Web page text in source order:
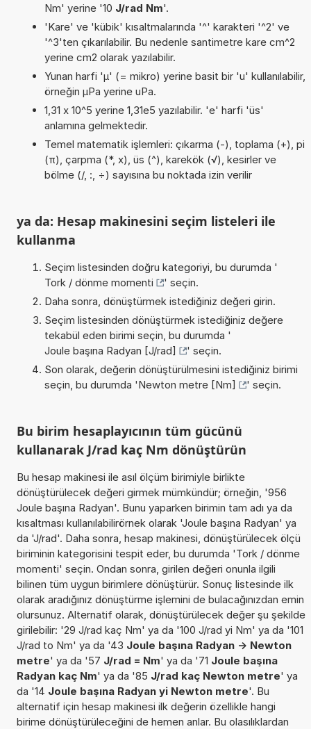
Nm' yerine '10 J/rad Nm'.
'Kare' ve 'kübik' kısaltmalarında '^' karakteri '^2' ve
'^3'ten çıkarılabilir. Bu nedenle santimetre kare cm^2
yerine cm2 olarak yazılabilir.
Yunan harfi 'µ' (= mikro) yerine basit bir 'u' kullanılabilir,
örneğin µPa yerine uPa.
1,31 x 10^5 yerine 1,31e5 yazılabilir. 'e' harfi 'üs'
anlamına gelmektedir.
Temel matematik işlemleri: çıkarma (-), toplama (+), pi
(π), çarpma (*, x), üs (^), karekök (√), kesirler ve
bölme (/, :, ÷) sayısına bu noktada izin verilir
ya da: Hesap makinesini seçim listeleri ile
kullanma
Seçim listesinden doğru kategoriyi, bu durumda '
Tork / dönme momenti
' seçin.
Daha sonra, dönüştürmek istediğiniz değeri girin.
Seçim listesinden dönüştürmek istediğiniz değere
tekabül eden birimi seçin, bu durumda '
Joule başına Radyan [J/rad]
' seçin.
Son olarak, değerin dönüştürülmesini istediğiniz birimi
seçin, bu durumda 'Newton metre [Nm] ' seçin.
Bu birim hesaplayıcının tüm gücünü
kullanarak J/rad kaç Nm dönüştürün
Bu hesap makinesi ile asıl ölçüm birimiyle birlikte
dönüştürülecek değeri girmek mümkündür; örneğin, '956
Joule başına Radyan'. Bunu yaparken birimin tam adı ya da
kısaltması kullanılabilirörnek olarak 'Joule başına Radyan' ya
da 'J/rad'. Daha sonra, hesap makinesi, dönüştürülecek ölçü
biriminin kategorisini tespit eder, bu durumda 'Tork / dönme
momenti' seçin. Ondan sonra, girilen değeri onunla ilgili
bilinen tüm uygun birimlere dönüştürür. Sonuç listesinde ilk
olarak aradığınız dönüştürme işlemini de bulacağınızdan emin
olursunuz. Alternatif olarak, dönüştürülecek değer şu şekilde
girilebilir: '29 J/rad kaç Nm' ya da '100 J/rad yi Nm' ya da '101
J/rad to Nm' ya da '43 Joule başına Radyan -> Newton
metre' ya da '57 J/rad = Nm' ya da '71 Joule başına
Radyan kaç Nm' ya da '85 J/rad kaç Newton metre' ya
da '14 Joule başına Radyan yi Newton metre'. Bu
alternatif için hesap makinesi ilk değerin özellikle hangi
birime dönüştürüleceğini de hemen anlar. Bu olasılıklardan